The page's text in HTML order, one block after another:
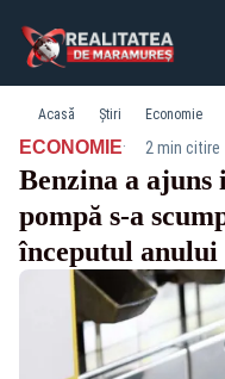
Acasă Știri Economie
ECONOMIE· 2 min citire
Benzina a
pompă s-a
începutul anului